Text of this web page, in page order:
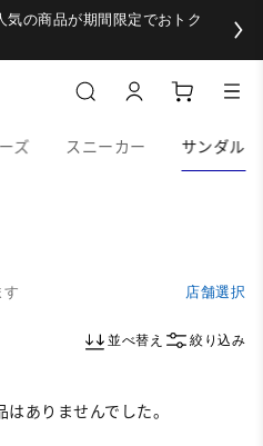
気の商品が期間限定でおトク
ズ スニーカー サンダル
す 店舗選択
並べ替え 絞り込み
ありませんでした。